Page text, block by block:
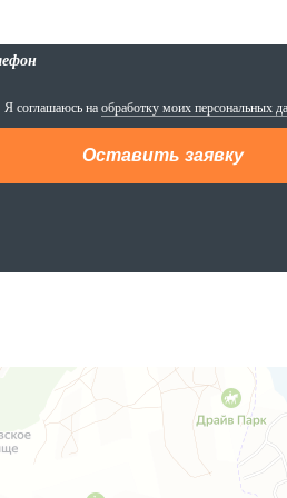
Я соглашаюсь на обработку моих персональных